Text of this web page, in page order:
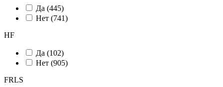
Да (445)
Нет (741)
HF
Да (102)
Нет (905)
FRLS